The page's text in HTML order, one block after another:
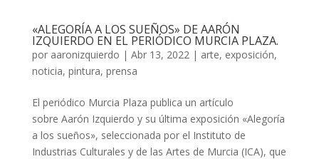
«ALEGORÍA A LOS SUEÑOS» DE AARÓN
IZQUIERDO EN EL PERIÓDICO MURCIA PLAZA.
por aaronizquierdo | Abr 13, 2022| arte, exposición,
noticia, pintura, prensa
El periódico Murcia Plaza publica un artículo
sobre Aarón Izquierdo y su última exposición «Alegoría
a los sueños», seleccionada por el Instituto de
Industrias Culturales y de las Artes de Murcia (ICA), que